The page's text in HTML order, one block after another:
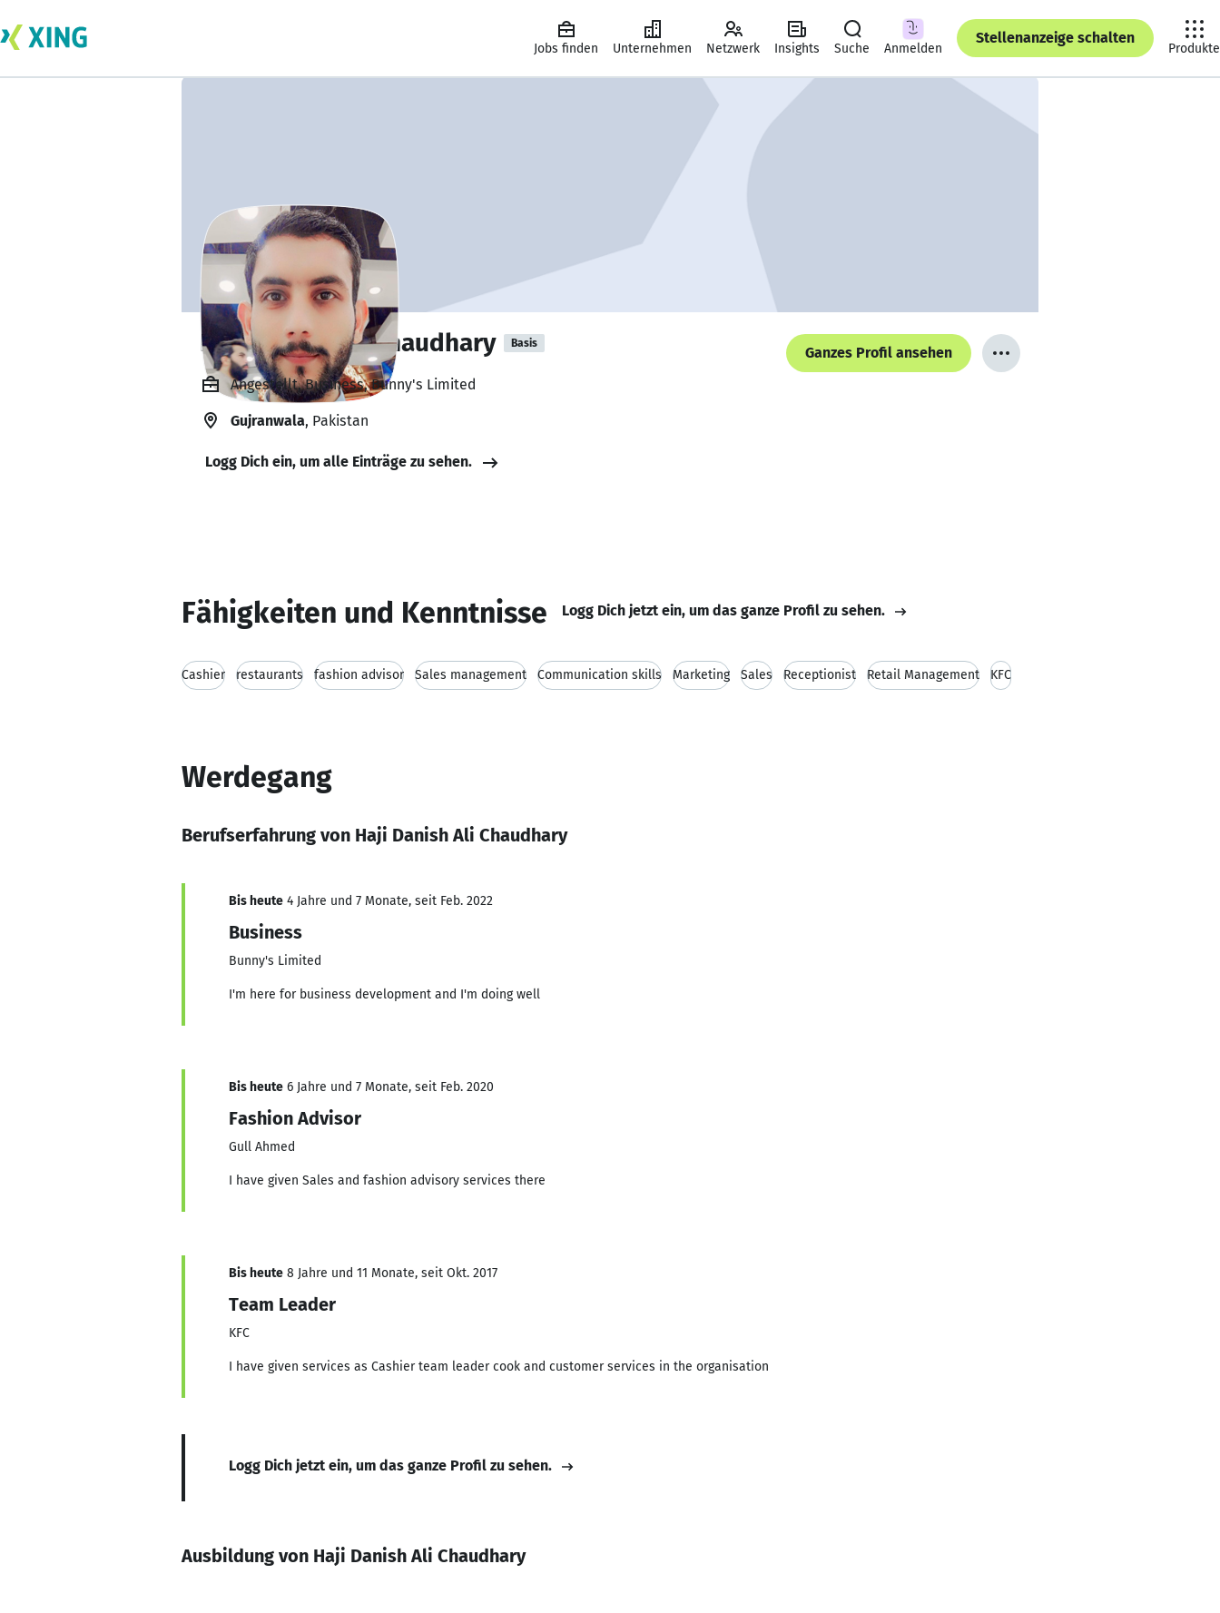
Jobs finden Unternehmen Netzwerk Insights Suche Anmelden
Stellenanzeige schalten
Produkte
Haji Danish Ali Chaudhary Basis
Ganzes Profil ansehen
Angestellt, Business, Bunny's Limited
Gujranwala, Pakistan
Logg Dich ein, um alle Einträge zu sehen.
Fähigkeiten und Kenntnisse Logg Dich jetzt ein, um das ganze Profil zu sehen.
Cashier restaurants fashion advisor Sales management Communication skills Marketing Sales Receptionist Retail Management KFC
Werdegang
Berufserfahrung von Haji Danish Ali Chaudhary
Bis heute 4 Jahre und 7 Monate, seit Feb. 2022
Business
Bunny's Limited
I'm here for business development and I'm doing well
Bis heute 6 Jahre und 7 Monate, seit Feb. 2020
Fashion Advisor
Gull Ahmed
I have given Sales and fashion advisory services there
Bis heute 8 Jahre und 11 Monate, seit Okt. 2017
Team Leader
KFC
I have given services as Cashier team leader cook and customer services in the organisation
Logg Dich jetzt ein, um das ganze Profil zu sehen.
Ausbildung von Haji Danish Ali Chaudhary